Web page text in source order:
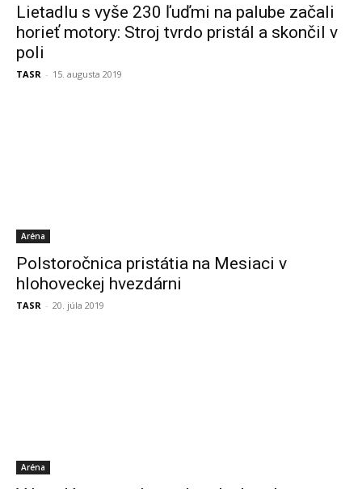
Lietadlu s vyše 230 ľuďmi na palube začali
horieť motory: Stroj tvrdo pristál a skončil v
poli
TASR - 15. augusta 2019
Aréna
Polstoročnica pristátia na Mesiaci v
hlohoveckej hvezdárni
TASR - 20. júla 2019
Aréna